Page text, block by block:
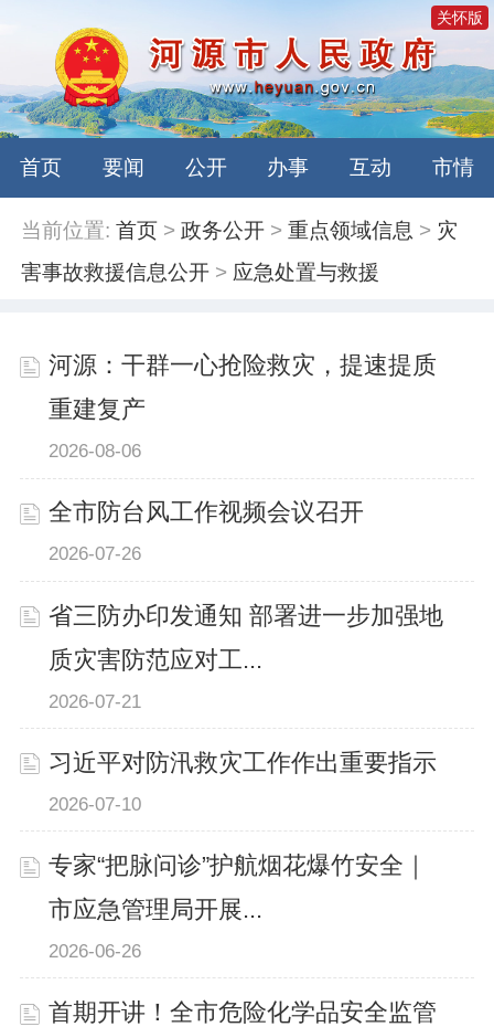
关怀版
首页 要闻 公开 办事 互动 市情
当前位置: 首页 >政务公开 >重点领域信息 > 灾
害事故救援信息公开 > 应急处置与救援
河源：干群一心抢险救灾，提速提质
重建复产
2026-08-06
全市防台风工作视频会议召开
2026-07-26
省三防办印发通知 部署进一步加强地
质灾害防范应对工...
2026-07-21
习近平对防汛救灾工作作出重要指示
2026-07-10
专家“把脉问诊”护航烟花爆竹安全｜
市应急管理局开展...
2026-06-26
首期开讲！全市危险化学品安全监管